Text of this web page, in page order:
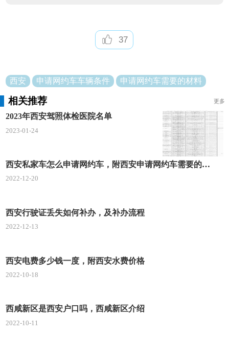
防抱死系统、前排安全气囊等必要的安全防护装置;
里程达50公里以上，达到西安市机动车注册登记排放
标准要求;
5.纯电动新能源车辆轴距2650毫米以上，续航里
程达200公里以上，纳入国家新能源汽车目录;
6.车辆行驶证载明的初次注册日期至申请时未满2
7.车辆安装符合国家、省和市技术标准，具有行驶
实现数据传输共享的全车监控摄像设备;
(以下简称巡游车)，内部张贴悬挂网约车专用标识，
37
西安 ​申请网约车车辆条件 申请网约车需要的材料
相关推荐 更多
2023年西安驾照体检医院名单
2023-01-24
西安私家车怎么申请网约车，附西安申请网约车需要的材料
2022-12-20
西安行驶证丢失如何补办，及补办流程
2022-12-13
西安电费多少钱一度，附西安水费价格
2022-10-18
西咸新区是西安户口吗，西咸新区介绍
2022-10-11